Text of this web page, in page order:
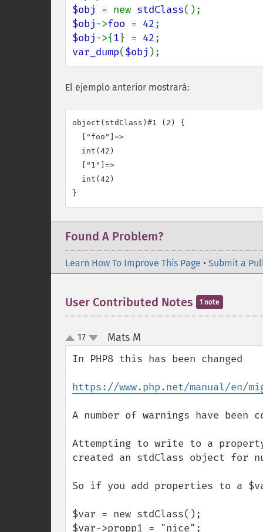
$obj = new stdClass
$obj->foo = 42
$obj->{1} = 42
var_dump($obj );
El ejemplo anterior mostrará:
object(stdClass)#1 (2) {
  ["foo"]=>
  int(42)
  ["1"]=>
  int(42)
Found A Problem?
Learn How To Improve This Page • Submit a
User Contributed Notes 1 note
up
down
17 Mats M
In PHP8 this has been changed
https://www.php.net/manual/en/
A number of warnings have
Attempting to write to a
created an stdClass object for
So if you add properties to a
$var = new stdClass();
$var->propp1 = "nice";